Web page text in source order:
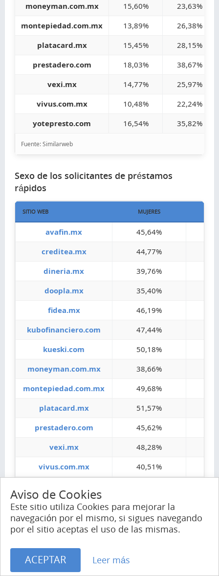
moneyman.com.mx
15,60%
23,63%
montepiedad.com.mx
13,89%
26,38%
platacard.mx
15,45%
28,15%
prestadero.com
18,03%
38,67%
vexi.mx
14,77%
25,97%
vivus.com.mx
10,48%
22,24%
yotepresto.com
16,54% 35,82%
Fuente: Similarweb
Sexo de los solicitantes de préstamos
rápidos
SITIO WEB MUJERES
avafin.mx 45,64%
creditea.mx
44,77%
dineria.mx
39,76%
doopla.mx
35,40%
fidea.mx
46,19%
kubofinanciero.com
47,44%
kueski.com
50,18%
moneyman.com.mx
38,66%
montepiedad.com.mx
49,68%
platacard.mx
51,57%
prestadero.com
45,62%
vexi.mx
48,28%
vivus.com.mx
40,51%
Fuente:Similarweb
positivo!
Comparte esto
Aviso de Cookies
Este sitio utiliza Cookies para mejorar la
navegación por el mismo, si sigues navegando
por el sitio aceptas el uso de las mismas.
ACEPTAR Leer más